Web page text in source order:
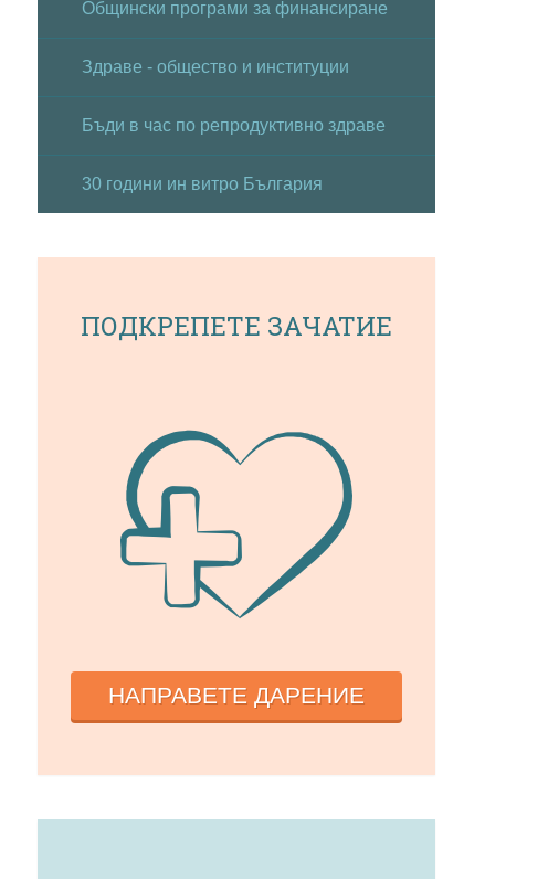
Общински програми за финансиране
Здраве - общество и институции
Бъди в час по репродуктивно здраве
30 години ин витро България
ПОДКРЕПЕТЕ ЗАЧАТИЕ
НАПРАВЕТЕ ДАРЕНИЕ